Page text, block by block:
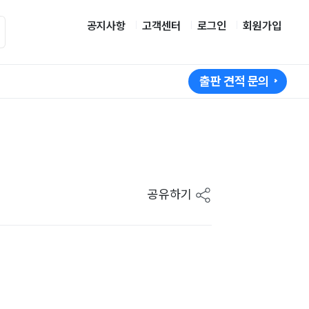
공지사항 고객센터 로그인 회원가입
출판 견적 문의
공유하기